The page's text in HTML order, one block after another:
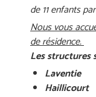
de 11 enfants
Nous vous
de résidence.
Les structures
Laventie
Haillicourt